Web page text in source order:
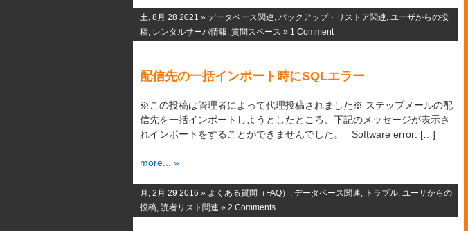
土, 8月 28 2021 » データベース関連, バックアップ・リストア関連, ユーザからの投
稿, レンタルサーバ情報, 質問スペース » 1 Comment
配信先の一括インポート時にSQLエラー
※この投稿は管理者によって代理投稿されました※ ステップメールの配
信先を一括インポートしようとしたところ、下記のメッセージが表示さ
れインポートをすることができませんでした。 Software error: […]
more... »
月, 2月 29 2016 » よくある質問（FAQ） , データベース関連, トラブル, ユーザからの
投稿, 読者リスト関連 » 2 Comments